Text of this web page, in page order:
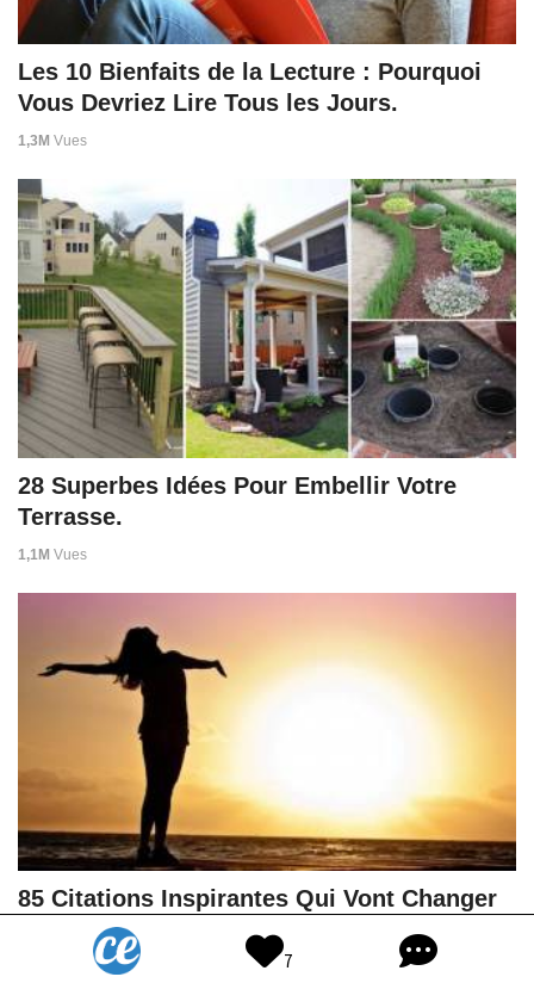
Les 10 Bienfaits de la Lecture : Pourquoi
Vous Devriez Lire Tous les Jours.
1,3M Vues
28 Superbes Idées Pour Embellir Votre
Terrasse.
1,1M Vues
85 Citations Inspirantes Qui Vont Changer
Votre Vie.
7